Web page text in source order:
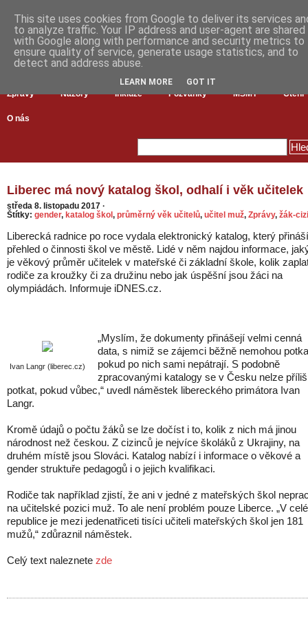
Zprávy Názory Inkluze Pozvánky MŠMT Čtení
O nás
Liberec má nový katalog škol, odhalí i věk učitelek
středa 8. listopadu 2017 ·
Štítky: gender, katalog škol, průměrný věk učitelů, učitel muž, Zprávy, žák-
Liberecká radnice po roce vydala elektronický katalog, který přináší
přehled o činnosti škol ve městě. Lidé v něm najdou informace,
je věkový průměr učitelek v mateřské či základní škole, kolik
rodiče za kroužky či za družinu nebo jak úspěšní jsou žáci na
olympiádách. Informuje iDNES.cz.
Ivan Langr (liberec.cz)
„Myslím, že dokumenty přinášejí velmi cenná
data, s nimiž se zájemci běžně nemohou
pokud po nich sami nepátrají. S podobně
zpracovanými katalogy se v Česku nelze příliš
potkat, pokud vůbec,“ uvedl náměstek libereckého primátora Ivan
Langr.
Kromě údajů o počtu žáků se lze dočíst i to, kolik z nich má jinou
národnost než českou. Z cizinců je nejvíce školáků z Ukrajiny, na
druhém místě jsou Slováci. Katalog nabízí i informace o věkové a
gender struktuře pedagogů i o jejich kvalifikaci.
Rodiče tak například zjistí, že ani v jedné z mateřských škol
na učitelské pozici muž. To ale není problém pouze Liberce. „V celé
republice je mezi jedenatřiceti tisíci učiteli mateřských škol jen 181
mužů,“ zdůraznil náměstek.
Celý text naleznete zde
This site uses cookies from Google to deliver its services
to analyze traffic. Your IP address and user-agent are shared
with Google along with performance and security metrics to
ensure quality of service, generate usage statistics, and to
detect and address abuse.
LEARN MORE GOT IT